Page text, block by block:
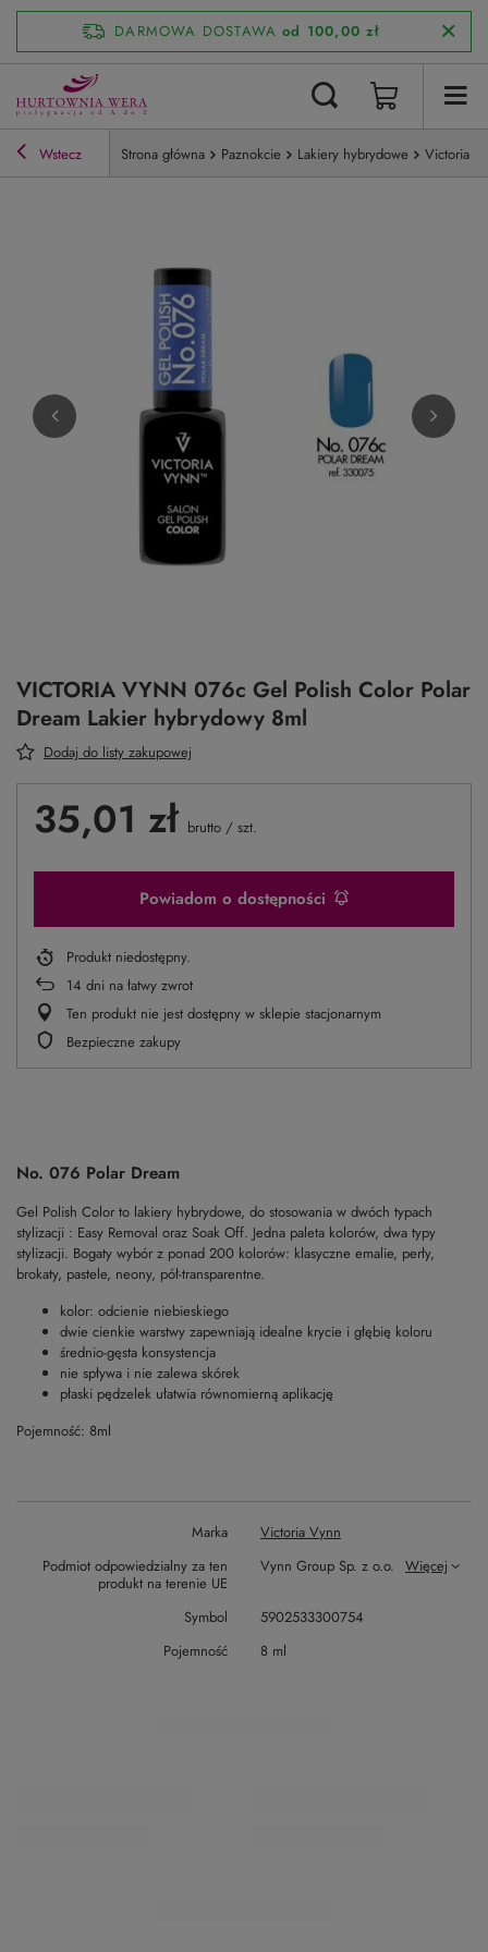
DARMOWA DOSTAWA od 100,00 zł
Wstecz Strona główna Paznokcie Lakiery hybrydowe Victoria
VICTORIA VYNN 076c Gel Polish Color Polar
Dream Lakier hybrydowy 8ml
Dodaj do listy zakupowej
35,01 zł brutto / szt.
Powiadom o dostępności
Produkt niedostępny
14 dni na łatwy zwrot
Ten produkt nie jest dostępny w sklepie stacjonarnym
Bezpieczne zakupy
No. 076 Polar Dream
Gel Polish Color to lakiery hybrydowe, do stosowania w dwóch typach
stylizacji : Easy Removal oraz Soak Off. Jedna paleta kolorów, dwa typy
stylizacji. Bogaty wybór z ponad 200 kolorów: klasyczne emalie, perły,
brokaty, pastele, neony, pół-transparentne.
kolor: odcienie niebieskiego
dwie cienkie warstwy zapewniają idealne krycie i głębię koloru
średnio-gęsta konsystencja
nie spływa i nie zalewa skórek
płaski pędzelek ułatwia równomierną aplikację
Pojemność: 8ml
Marka
Victoria Vynn
Podmiot odpowiedzialny za ten
produkt na terenie UE
Vynn Group Sp. z o.o. Więcej
Symbol
5902533300754
Pojemność
8 ml